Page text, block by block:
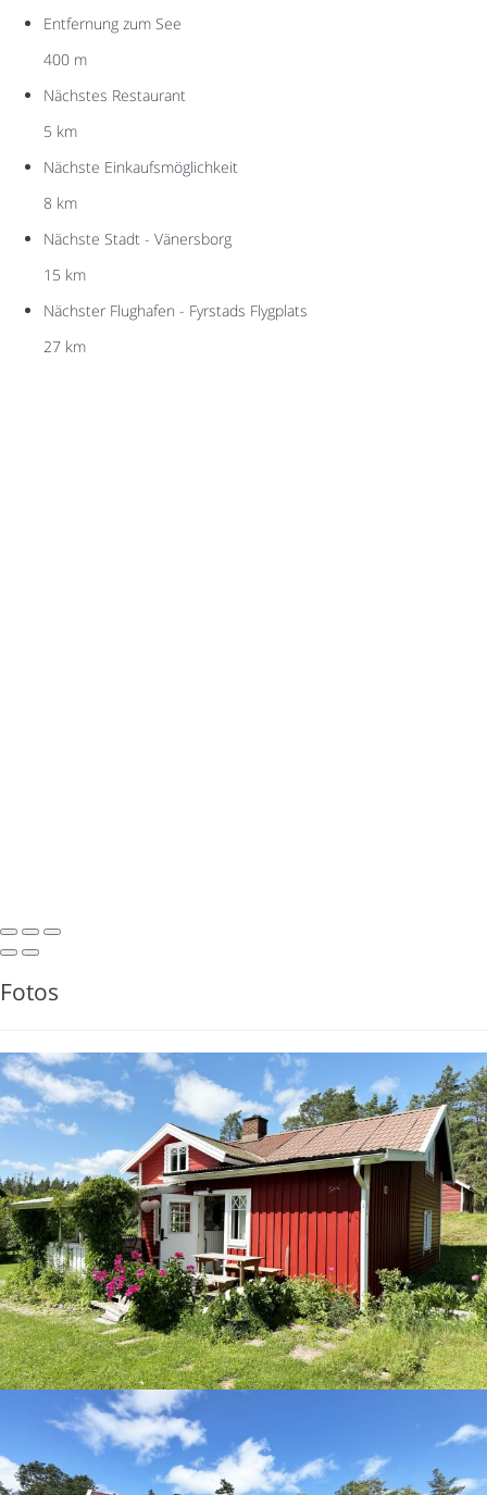
Entfernung zum See
400 m
Nächstes Restaurant
5 km
Nächste Einkaufsmöglichkeit
8 km
Nächste Stadt - Vänersborg
15 km
Nächster Flughafen - Fyrstads Flygplats
27 km
Fotos